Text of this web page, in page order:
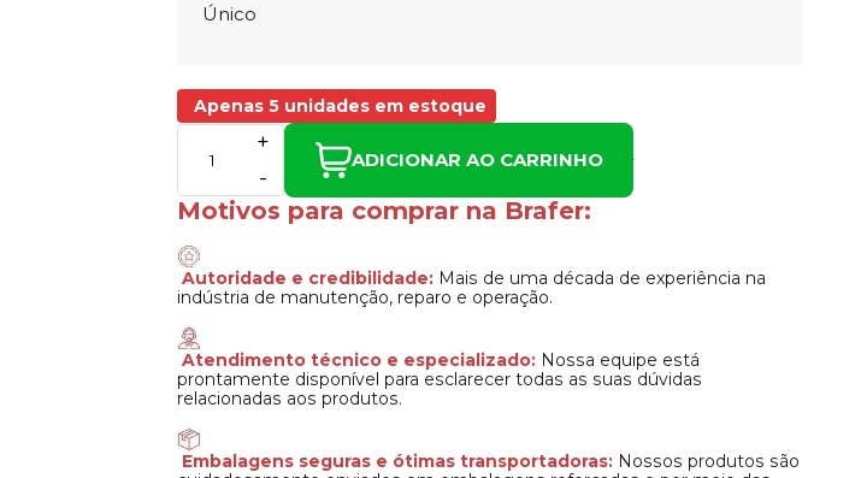
Único
Apenas 5 unidades em estoque
-
+
ADICIONAR AO CARRINHO
Motivos para comprar na Brafer:
Autoridade e credibilidade: Mais de uma década de experiência na
indústria de manutenção, reparo e operação.
Atendimento técnico e especializado: Nossa equipe está
prontamente disponível para esclarecer todas as suas dúvidas
relacionadas aos produtos.
Embalagens seguras e ótimas transportadoras: Nossos produtos são